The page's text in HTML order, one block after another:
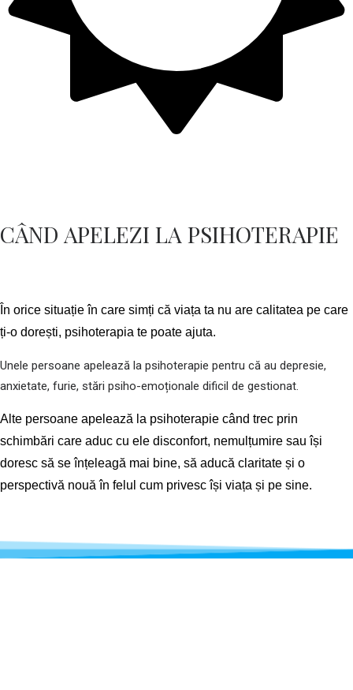
CÂND APELEZI LA PSIHOTERAPIE
În orice situație în care simți că viața ta nu are calitatea pe care
ți-o dorești, psihoterapia te poate ajuta.
Unele persoane apelează la psihoterapie pentru că au depresie,
anxietate, furie, stări psiho-emoționale dificil de gestionat.
Alte persoane apelează la psihoterapie când trec prin
schimbări care aduc cu ele disconfort, nemulțumire sau își
doresc să se înțeleagă mai bine, să aducă claritate și o
perspectivă nouă în felul cum privesc își viața și pe sine.